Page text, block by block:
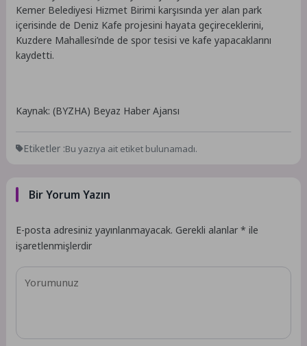
Kemer Belediyesi Hizmet Birimi karşısında yer alan park
içerisinde de Deniz Kafe projesini hayata geçireceklerini,
Kuzdere Mahallesi’nde de spor tesisi ve kafe yapacaklarını
kaydetti.
Kaynak: (BYZHA) Beyaz Haber Ajansı
Etiketler :Bu yazıya ait etiket bulunamadı.
Bir Yorum Yazın
E-posta adresiniz yayınlanmayacak. Gerekli alanlar* ile
işaretlenmişlerdir